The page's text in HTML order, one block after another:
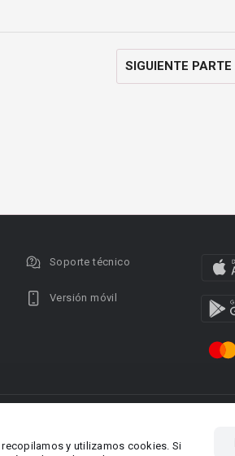
SIGUIENTE PARTE
y utilizamos cookies. Si
Soporte técnico
Versión móvil
Área RR.PP.: pr@booknet.com